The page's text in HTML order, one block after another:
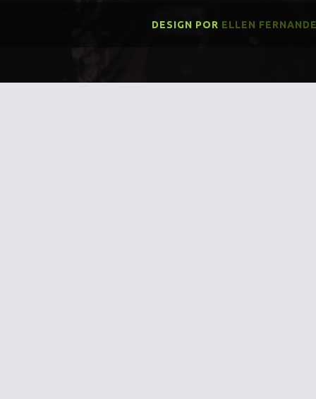
DESIGN POR ELLEN